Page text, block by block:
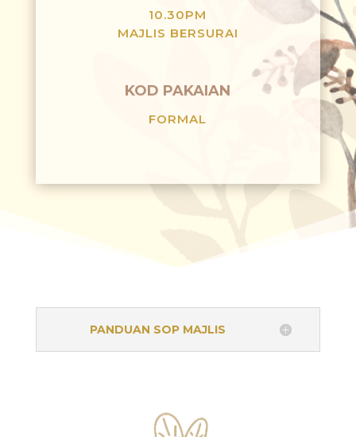
10.30PM
MAJLIS BERSURAI
KOD PAKAIAN
FORMAL
PANDUAN SOP MAJLIS